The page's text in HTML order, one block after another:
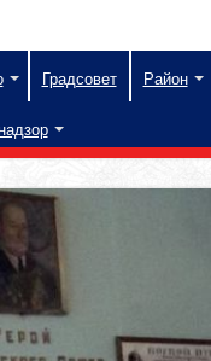
Градсовет Район